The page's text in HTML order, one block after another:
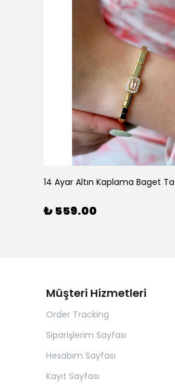
₺ 559.00
Müşteri Hizmetleri
Order Tracking
Siparişlerim Sayfası
Hesabım Sayfası
Kayıt Sayfası